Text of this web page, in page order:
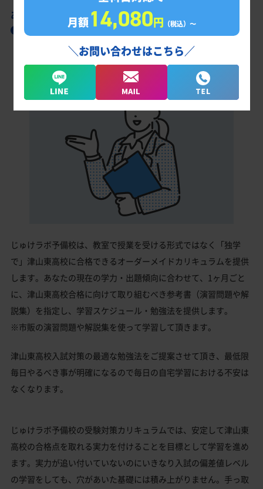
あなただけの学習計画だから成果が出る！
津山東高校合格に向けた受験対策カリキュラ
じゅけラボ予備校は、教室で授業を受ける形式ではなく「独学
で」津山東高校に合格できるオーダーメイドカリキュラムを提供
します。あなたの現在の学力・出題傾向に合わせて、1ヶ月ごと
に、津山東高校合格に向けて取り組むべき参考書（演習問題や解
説集）を指定し、学習スケジュール・勉強法を提供します。
※市販の演習問題や解説集を使って学習して頂きます。
津山東高校入試対策の最適な勉強法をご提案させて頂き、最低限
毎日やるべき事が明確になるので毎日の自宅学習における不安は
なくなります。
じゅけラボ予備校の受験対策カリキュラムでは、安定して津山東
高校の合格点を取れる実力を付けることを目標として学習を進め
ます。実力が追い付いていないのにいきなり入試の偏差値レベル
の学習をしても、穴があいた基礎には積み上がりません。手っ取
月額14,080円 （税込）〜
＼お問い合わせはこちら／